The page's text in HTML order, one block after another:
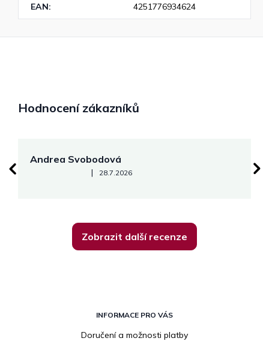
EAN: 4251776934624
Hodnocení zákazníků
Andrea Svobodová
Hodnocení obchodu je 5 z 5 hvězdiček.
| 28.7.2026
Zobrazit další recenze
INFORMACE PRO VÁS
Doručení a možnosti platby